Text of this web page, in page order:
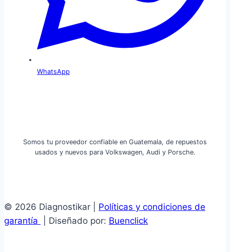
WhatsApp
Somos tu proveedor confiable en Guatemala, de repuestos
usados y nuevos para Volkswagen, Audi y Porsche.
© 2026 Diagnostikar | Políticas y condiciones de
garantía
| Diseñado por: Buenclick